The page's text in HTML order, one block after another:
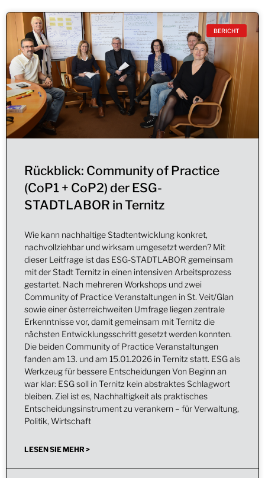
BERICHT
Rückblick: Community of Practice
(CoP1 + CoP2) der ESG-
STADTLABOR in Ternitz
Wie kann nachhaltige Stadtentwicklung konkret,
nachvollziehbar und wirksam umgesetzt werden? Mit
dieser Leitfrage ist das ESG-STADTLABOR gemeinsam
mit der Stadt Ternitz in einen intensiven Arbeitsprozess
gestartet. Nach mehreren Workshops und zwei
Community of Practice Veranstaltungen in St. Veit/Glan
sowie einer österreichweiten Umfrage liegen zentrale
Erkenntnisse vor, damit gemeinsam mit Ternitz die
nächsten Entwicklungsschritt gesetzt werden konnten.
Die beiden Community of Practice Veranstaltungen
fanden am 13. und am 15.01.2026 in Ternitz statt. ESG als
Werkzeug für bessere Entscheidungen Von Beginn an
war klar: ESG soll in Ternitz kein abstraktes Schlagwort
bleiben. Ziel ist es, Nachhaltigkeit als praktisches
Entscheidungsinstrument zu verankern – für Verwaltung,
Politik, Wirtschaft
LESEN SIE MEHR >